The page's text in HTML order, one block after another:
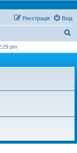
Вхід
Реєстрація
у
pm